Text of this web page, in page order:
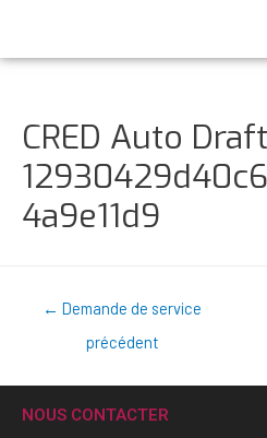
CRED Auto Draft
4a9e11d9
← Demande de service
précédent
NOUS CONTACTER